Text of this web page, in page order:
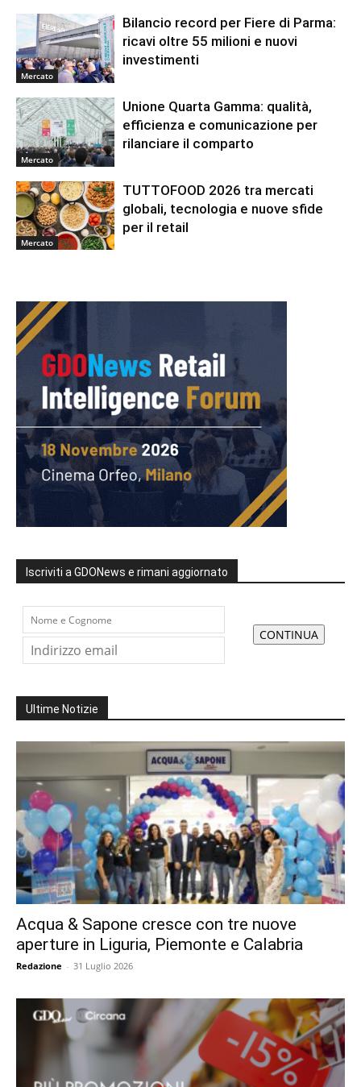
Mercato
Bilancio record per Fiere di Parma:
ricavi oltre 55 milioni e nuovi
investimenti
Mercato
Unione Quarta Gamma: qualità,
efficienza e comunicazione per
rilanciare il comparto
Mercato
TUTTOFOOD 2026 tra mercati
globali, tecnologia e nuove sfide
per il retail
Iscriviti a GDONews e rimani aggiornato
Ultime Notizie
Acqua & Sapone cresce con tre nuove
aperture in Liguria, Piemonte e Calabria
Redazione - 31 Luglio 2026